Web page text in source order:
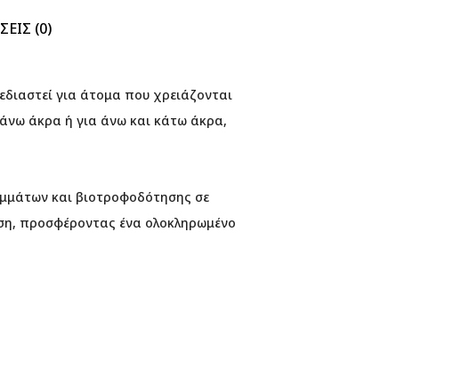
(0)
για άτομα που χρειάζονται
άνω άκρα ή για άνω και κάτω άκρα,
και βιοτροφοδότησης σε
προσφέροντας ένα ολοκληρωμένο